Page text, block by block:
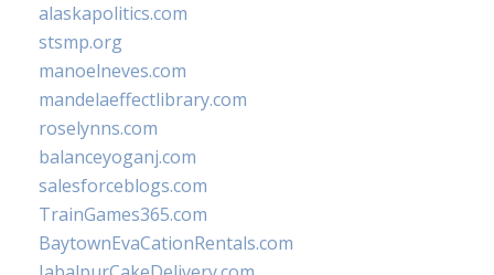
alaskapolitics.com
stsmp.org
manoelneves.com
mandelaeffectlibrary.com
roselynns.com
balanceyoganj.com
salesforceblogs.com
TrainGames365.com
BaytownEvaCationRentals.com